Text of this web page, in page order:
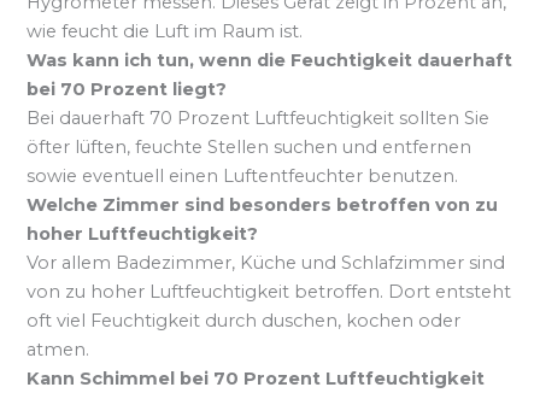
wie feucht die Luft im Raum ist.
Was kann ich tun, wenn die Feuchtigkeit dauerhaft
bei 70 Prozent liegt?
Bei dauerhaft 70 Prozent Luftfeuchtigkeit sollten Sie
öfter lüften, feuchte Stellen suchen und entfernen
sowie eventuell einen Luftentfeuchter benutzen.
Welche Zimmer sind besonders betroffen von zu
hoher Luftfeuchtigkeit?
Vor allem Badezimmer, Küche und Schlafzimmer sind
von zu hoher Luftfeuchtigkeit betroffen. Dort entsteht
oft viel Feuchtigkeit durch duschen, kochen oder
atmen.
Kann Schimmel bei 70 Prozent Luftfeuchtigkeit